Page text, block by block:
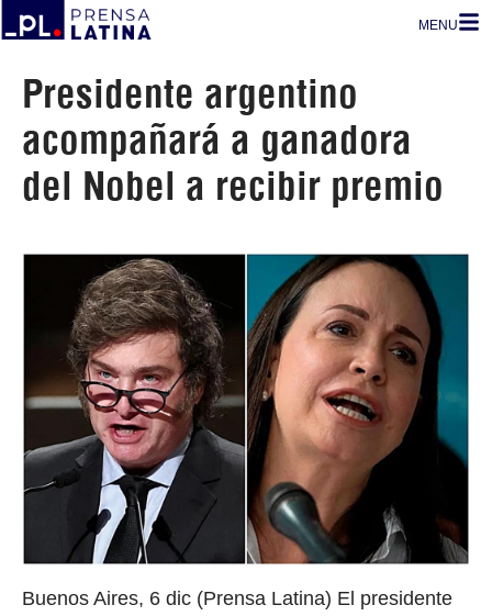
MENU
Presidente argentino
acompañará a ganadora
del Nobel a recibir premio
Buenos Aires, 6 dic (Prensa Latina) El presidente